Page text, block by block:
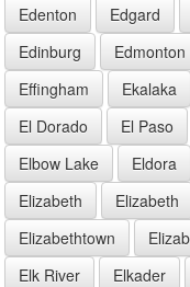
Edenton
Edgard
Edinburg
Edmonton
Effingham
Ekalaka
El Dorado
El Paso
Elbow Lake
Eldora
Elizabeth
Elizabeth
Elizabethtown
Elk River
Elkader